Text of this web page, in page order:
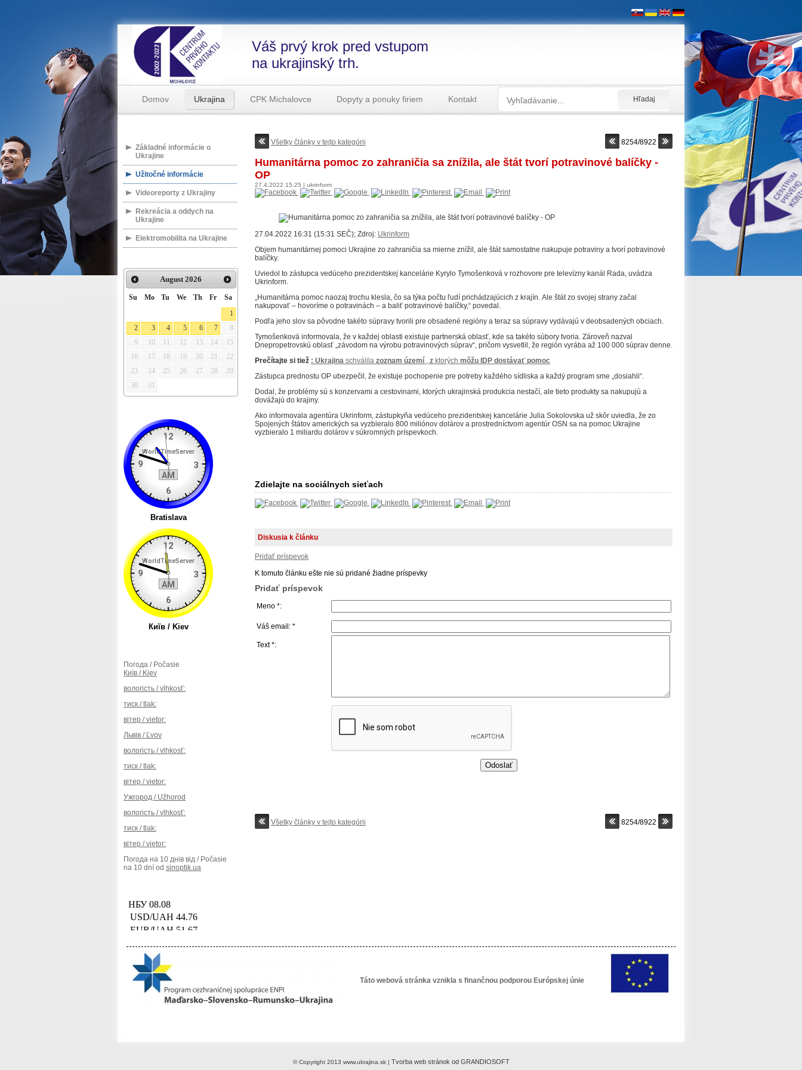
Váš prvý krok pred vstupom
na ukrajinský trh.
Domov Ukrajina CPK Michalovce Dopyty a ponuky firiem Kontakt
Základné informácie o
Ukrajine
Užitočné informácie
Videoreporty z Ukrajiny
Rekreácia a oddych na
Ukrajine
Elektromobilita na Ukrajine
August 2026
Su Mo Tu We Th Fr
Sa
1
2
3 4 5 6 7
8
9
10 11 12 13 14
15
16
17 18 19 20 21
22
23
24 25 26 27 28
29
30
31
Погода / Počasie
Київ / Kiev
вологість / vlhkosť:
тиск / tlak:
вітер / vietor:
Львів / Ľvov
вологість / vlhkosť:
тиск / tlak:
вітер / vietor:
Ужгород / Užhorod
вологість / vlhkosť:
тиск / tlak:
вітер / vietor:
Погода на 10 днів від / Počasie
na 10 dní od sinoptik.ua
Všetky články v tejto kategórii 8254/8922
Humanitárna pomoc zo zahraničia sa znížila, ale štát tvorí potravinové balíčky -
OP
27.4.2022 15:25 | ukrinform
27.04.2022 16:31 (15:31 SEČ); Zdroj: Ukrinform
Objem humanitárnej pomoci Ukrajine zo zahraničia sa mierne znížil, ale štát samostatne nakupuje potraviny a tvorí potravinové
balíčky.
Uviedol to zástupca vedúceho prezidentskej kancelárie Kyrylo Tymošenková v rozhovore pre televízny kanál Rada, uvádza
Ukrinform.
„Humanitárna pomoc naozaj trochu klesla, čo sa týka počtu ľudí prichádzajúcich z krajín. Ale štát zo svojej strany začal
nakupovať – hovoríme o potravinách – a baliť potravinové balíčky,“ povedal.
Podľa jeho slov sa pôvodne takéto súpravy tvorili pre obsadené regióny a teraz sa súpravy vydávajú v deobsadených obciach.
Tymošenková informovala, že v každej oblasti existuje partnerská oblasť, kde sa takéto súbory tvoria. Zároveň nazval
Dnepropetrovskú oblasť „závodom na výrobu potravinových súprav“, pričom vysvetlil, že región vyrába až 100 000 súprav denne.
Prečítajte si tiež : Ukrajina schválila zoznam území , z ktorých môžu IDP dostávať pomoc
Zástupca prednostu OP ubezpečil, že existuje pochopenie pre potreby každého sídliska a každý program sme „dosiahli“.
Dodal, že problémy sú s konzervami a cestovinami, ktorých ukrajinská produkcia nestačí, ale tieto produkty sa nakupujú a
dovážajú do krajiny.
Ako informovala agentúra Ukrinform, zástupkyňa vedúceho prezidentskej kancelárie Julia Sokolovska už skôr uviedla, že zo
Spojených štátov amerických sa vyzbieralo 800 miliónov dolárov a prostredníctvom agentúr OSN sa na pomoc Ukrajine
vyzbieralo 1 miliardu dolárov v súkromných príspevkoch.
Zdielajte na sociálnych sieťach
Diskusia k článku
Pridať príspevok
K tomuto článku ešte nie sú pridané žiadne príspevky
Pridať príspevok
Meno *:
Váš email: *
Text *:
Všetky články v tejto kategórii 8254/8922
Táto webová stránka vznikla s finančnou podporou Európskej únie
© Copyright 2013 www.ukrajina.sk | Tvorba web stránok od GRANDIOSOFT